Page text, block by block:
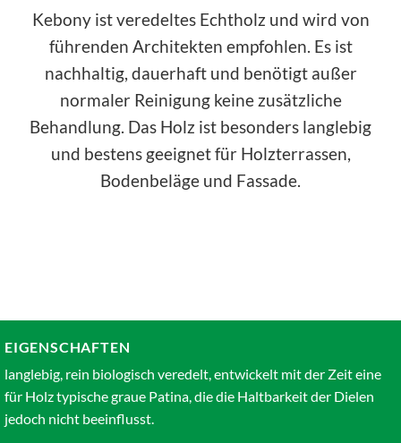
Kebony ist veredeltes Echtholz und wird von
führenden Architekten empfohlen. Es ist
nachhaltig, dauerhaft und benötigt außer
normaler Reinigung keine zusätzliche
Behandlung. Das Holz ist besonders langlebig
und bestens geeignet für Holzterrassen,
Bodenbeläge und Fassade.
EIGENSCHAFTEN
langlebig, rein biologisch veredelt, entwickelt mit der Zeit eine
für Holz typische graue Patina, die die Haltbarkeit der Dielen
jedoch nicht beeinflusst.